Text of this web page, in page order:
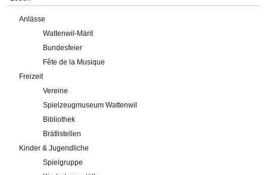
Anlässe
Wattenwil-Märit
Bundesfeier
Fête de la Musique
Freizeit
Vereine
Spielzeugmuseum Wattenwil
Bibliothek
Brätlistellen
Kinder & Jugendliche
Spielgruppe